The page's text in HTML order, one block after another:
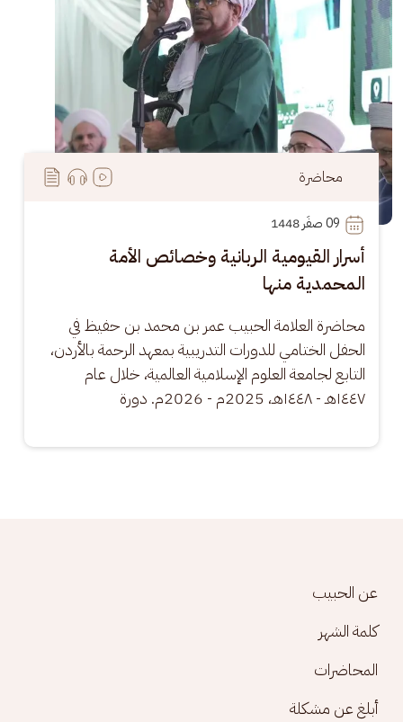
محاضرة
09
أسرار القيومية الربانية وخصائص الأمة
المحمدية منها
محاضرة العلامة الحبيب عمر بن محمد بن حفيظ في
الحفل الختامي للدورات التدريبية بمعهد الرحمة بالأردن،
التابع لجامعة العلوم الإسلامية العالمية، خلال عام
١٤٤٧هـ - ١٤٤٨هـ، 2025م - 2026م. دورة
Footer menu
عن الحبيب
كلمة الشهر
المحاضرات
أبلغ عن مشكلة